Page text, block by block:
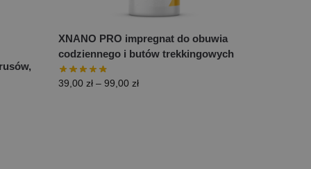
XNANO PRO impregnat do obuwia
codziennego i butów trekkingowych
39,00 zł – 99,00 zł